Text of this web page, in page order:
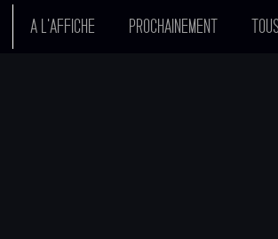
A L'AFFICHE PROCHAINEMENT